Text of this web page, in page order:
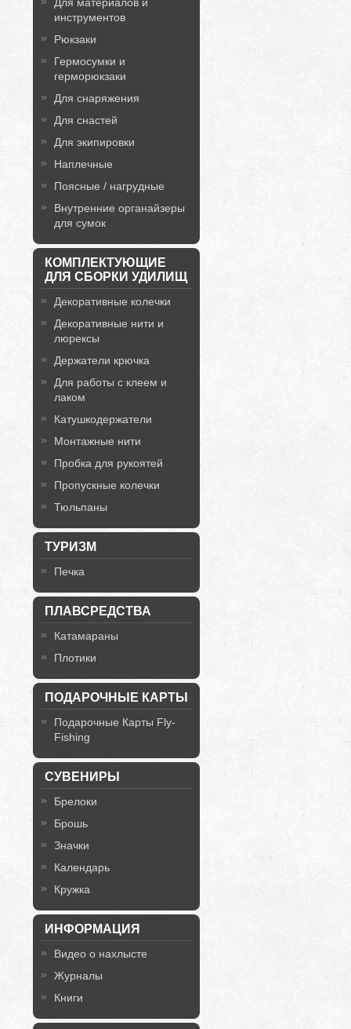
инструментов
Рюкзаки
Гермосумки и
герморюкзаки
Для снаряжения
Для снастей
Для экипировки
Наплечные
Поясные / нагрудные
Внутренние органайзеры
для сумок
КОМПЛЕКТУЮЩИЕ
ДЛЯ СБОРКИ УДИЛИЩ
Декоративные колечки
Декоративные нити и
люрексы
Держатели крючка
Для работы с клеем и
лаком
Катушкодержатели
Монтажные нити
Пробка для рукоятей
Пропускные колечки
Тюльпаны
ТУРИЗМ
Печка
ПЛАВСРЕДСТВА
Катамараны
Плотики
ПОДАРОЧНЫЕ КАРТЫ
Подарочные Карты Fly-
Fishing
СУВЕНИРЫ
Брелоки
Брошь
Значки
Календарь
Кружка
ИНФОРМАЦИЯ
Видео о нахлысте
Журналы
Книги